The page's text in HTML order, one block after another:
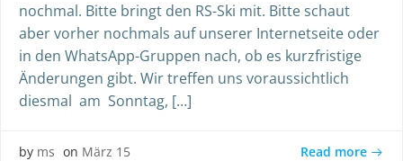
nochmal. Bitte bringt den RS-Ski mit. Bitte schaut
aber vorher nochmals auf unserer Internetseite oder
in den WhatsApp-Gruppen nach, ob es kurzfristige
Änderungen gibt. Wir treffen uns voraussichtlich
diesmal am Sonntag, […]
by ms on März 15 Read more